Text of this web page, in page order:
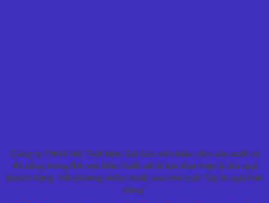
Công ty TNHH Nội Thất Màn Sài Gòn với nhiều năm sản xuất và
thi công trong lĩnh vực Màn Cuốn sẽ là lựa chọn hợp lý cho quý
khách hàng. Với phương châm trước sau như một “Uy tín quý hơn
vàng”.